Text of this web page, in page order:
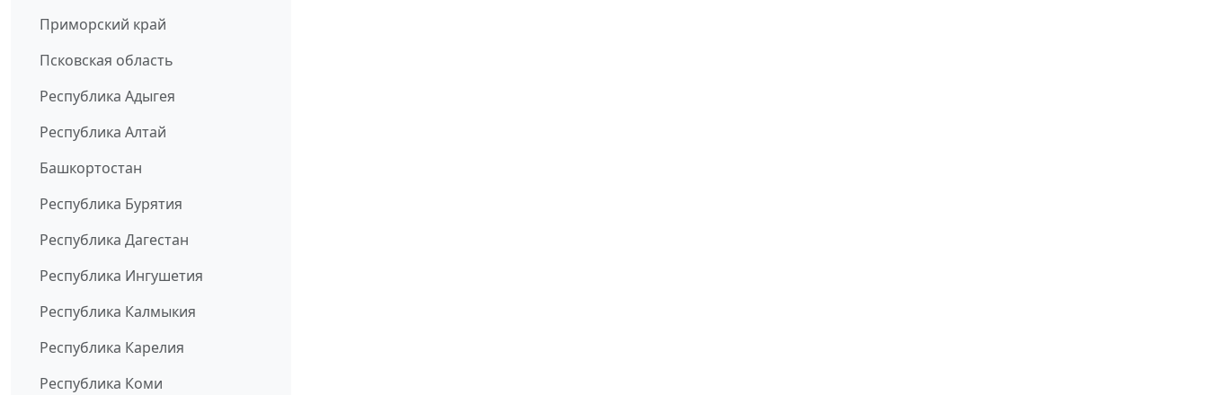
Приморский край
Псковская область
Республика Адыгея
Республика Алтай
Башкортостан
Республика Бурятия
Республика Дагестан
Республика Ингушетия
Республика Калмыкия
Республика Карелия
Республика Коми